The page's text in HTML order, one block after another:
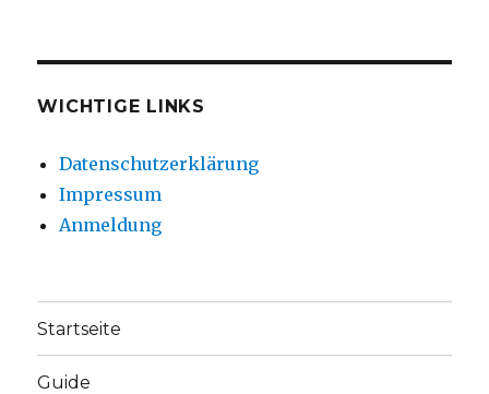
WICHTIGE LINKS
Datenschutzerklärung
Impressum
Anmeldung
Startseite
Guide